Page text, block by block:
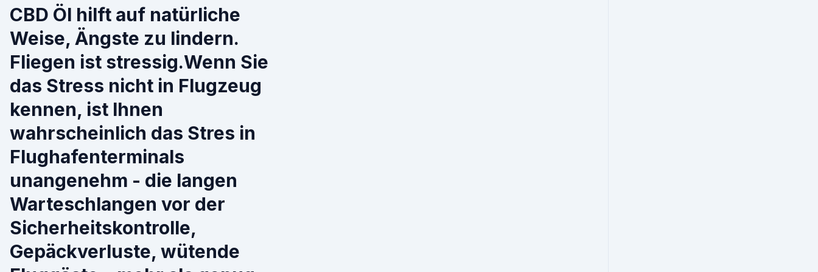
CBD Öl hilft auf natürliche
Weise, Ängste zu lindern.
Fliegen ist stressig.Wenn Sie
das Stress nicht in Flugzeug
kennen, ist Ihnen
wahrscheinlich das Stres in
Flughafenterminals
unangenehm - die langen
Warteschlangen vor der
Sicherheitskontrolle,
Gepäckverluste, wütende